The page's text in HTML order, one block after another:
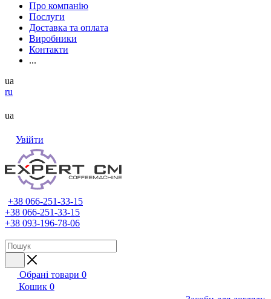
Про компанію
Послуги
Доставка та оплата
Виробники
Контакти
...
ua
ru
ua
Увійти
+38 066-251-33-15
+38 066-251-33-15
+38 093-196-78-06
Обрані товари 0
Кошик 0